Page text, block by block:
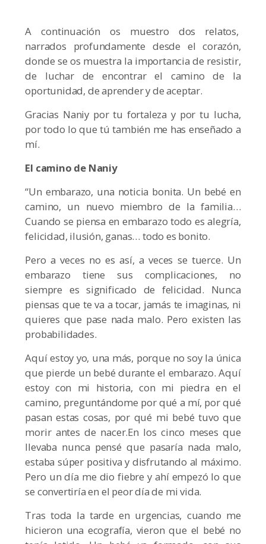
A continuación os muestro dos relatos,
narrados profundamente desde el corazón,
donde se os muestra la importancia de resistir,
de luchar de encontrar el camino de la
oportunidad, de aprender y de aceptar.
Gracias Naniy por tu fortaleza y por tu lucha,
por todo lo que tú también me has enseñado a
mí.
El camino de Naniy
“Un embarazo, una noticia bonita. Un bebé en
camino, un nuevo miembro de la familia…
Cuando se piensa en embarazo todo es alegría,
felicidad, ilusión, ganas… todo es bonito.
Pero a veces no es así, a veces se tuerce. Un
embarazo tiene sus complicaciones, no
siempre es significado de felicidad. Nunca
piensas que te va a tocar, jamás te imaginas, ni
quieres que pase nada malo. Pero existen las
probabilidades.
Aquí estoy yo, una más, porque no soy la única
que pierde un bebé durante el embarazo. Aquí
estoy con mi historia, con mi piedra en el
camino, preguntándome por qué a mí, por qué
pasan estas cosas, por qué mi bebé tuvo que
morir antes de nacer.En los cinco meses que
llevaba nunca pensé que pasaría nada malo,
estaba súper positiva y disfrutando al máximo.
Pero un día me dio fiebre y ahí empezó lo que
se convertiría en el peor día de mi vida.
Tras toda la tarde en urgencias, cuando me
hicieron una ecografía, vieron que el bebé no